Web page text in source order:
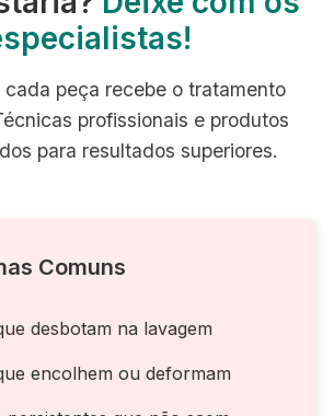
cada peça recebe o tratamento
profissionais e produtos
para resultados superiores.
Comuns
desbotam na lavagem
encolhem ou deformam